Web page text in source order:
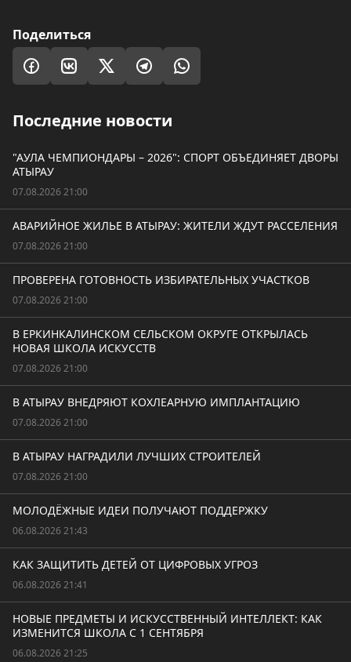
Поделиться
Последние новости
"АУЛА ЧЕМПИОНДАРЫ – 2026": СПОРТ ОБЪЕДИНЯЕТ ДВОРЫ
АТЫРАУ
07.08.2026 21:00
АВАРИЙНОЕ ЖИЛЬЕ В АТЫРАУ: ЖИТЕЛИ ЖДУТ РАССЕЛЕНИЯ
07.08.2026 21:00
ПРОВЕРЕНА ГОТОВНОСТЬ ИЗБИРАТЕЛЬНЫХ УЧАСТКОВ
07.08.2026 21:00
В ЕРКИНКАЛИНСКОМ СЕЛЬСКОМ ОКРУГЕ ОТКРЫЛАСЬ
НОВАЯ ШКОЛА ИСКУССТВ
07.08.2026 21:00
В АТЫРАУ ВНЕДРЯЮТ КОХЛЕАРНУЮ ИМПЛАНТАЦИЮ
07.08.2026 21:00
В АТЫРАУ НАГРАДИЛИ ЛУЧШИХ СТРОИТЕЛЕЙ
07.08.2026 21:00
МОЛОДЁЖНЫЕ ИДЕИ ПОЛУЧАЮТ ПОДДЕРЖКУ
06.08.2026 21:43
КАК ЗАЩИТИТЬ ДЕТЕЙ ОТ ЦИФРОВЫХ УГРОЗ
06.08.2026 21:41
НОВЫЕ ПРЕДМЕТЫ И ИСКУССТВЕННЫЙ ИНТЕЛЛЕКТ: КАК
ИЗМЕНИТСЯ ШКОЛА С 1 СЕНТЯБРЯ
06.08.2026 21:25